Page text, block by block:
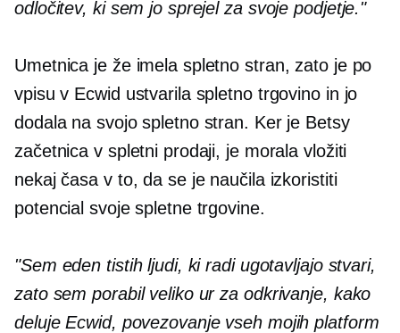
odločitev, ki sem jo sprejel za svoje podjetje."
Umetnica je že imela spletno stran, zato je po
vpisu v Ecwid ustvarila spletno trgovino in jo
dodala na svojo spletno stran. Ker je Betsy
začetnica v spletni prodaji, je morala vložiti
nekaj časa v to, da se je naučila izkoristiti
potencial svoje spletne trgovine.
"Sem eden tistih ljudi, ki radi ugotavljajo stvari,
zato sem porabil veliko ur za odkrivanje, kako
deluje Ecwid, povezovanje vseh mojih platform